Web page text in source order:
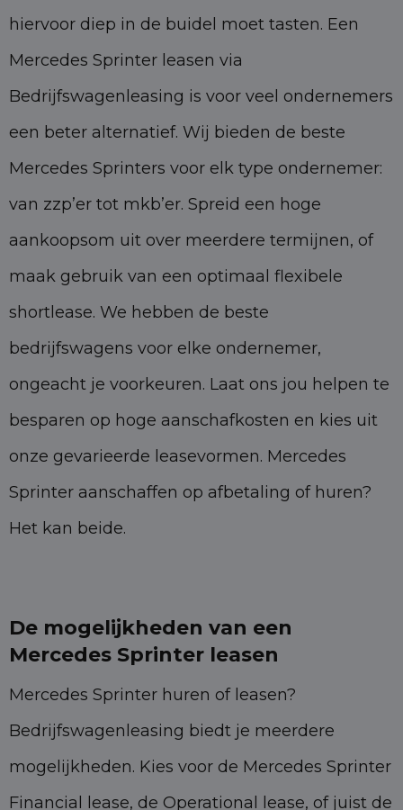
hiervoor diep in de buidel moet tasten. Een
Mercedes Sprinter leasen via
Bedrijfswagenleasing is voor veel ondernemers
een beter alternatief. Wij bieden de beste
Mercedes Sprinters voor elk type ondernemer:
van zzp’er tot mkb’er. Spreid een hoge
aankoopsom uit over meerdere termijnen, of
maak gebruik van een optimaal flexibele
shortlease. We hebben de beste
bedrijfswagens voor elke ondernemer,
ongeacht je voorkeuren. Laat ons jou helpen te
besparen op hoge aanschafkosten en kies uit
onze gevarieerde leasevormen. Mercedes
Sprinter aanschaffen op afbetaling of huren?
Het kan beide.
De mogelijkheden van een
Mercedes Sprinter leasen
Mercedes Sprinter huren of leasen?
Bedrijfswagenleasing biedt je meerdere
mogelijkheden. Kies voor de Mercedes Sprinter
Financial lease, de Operational lease, of juist de